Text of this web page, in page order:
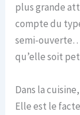
plus grande
compte du
semi-
qu’elle soit
Dans la
Elle est le